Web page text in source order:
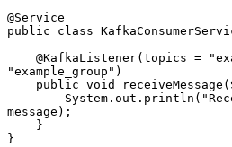
@Service
public class
"example_group")
public void
message);
    }
}